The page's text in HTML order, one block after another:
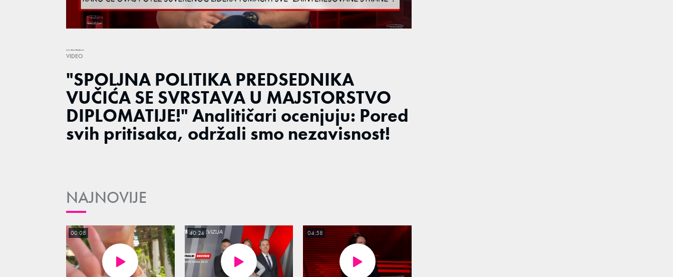
Unmute
Loaded:
Autor Mina Maslaković
VIDEO
"SPOLJNA POLITIKA PREDSEDNIKA
VUČIĆA SE SVRSTAVA U MAJSTORSTVO
DIPLOMATIJE!" Analitičari ocenjuju: Pored
svih pritisaka, održali smo nezavisnost!
NAJNOVIJE
00:08 40:24 04:58